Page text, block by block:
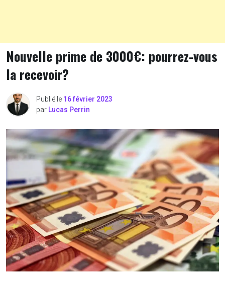
Nouvelle prime de 3000€: pourrez-vous
la recevoir?
Publié le 16 février 2023
par Lucas Perrin